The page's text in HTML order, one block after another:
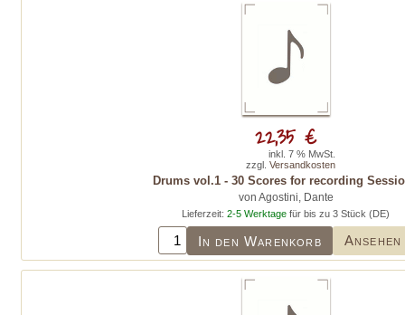
Drums vol.1 - 30 Scores for recording
von Agostini, Dante
Lieferzeit: 2-5 Werktage für bis zu 3 Stück (DE)
In den Warenkorb Ansehen
22,35 €
inkl. 7 % MwSt.
zzgl. Versandkosten